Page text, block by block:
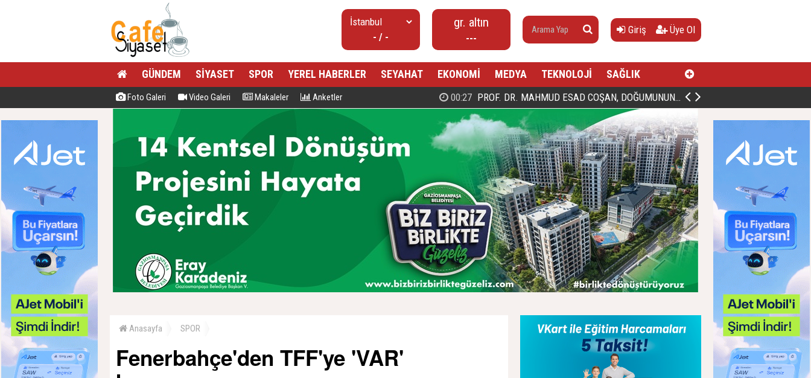
- / -
gr. altın
---
Giriş Üye Ol
GÜNDEM SİYASET SPOR YEREL HABERLER SEYAHAT EKONOMİ MEDYA TEKNOLOJİ SAĞLIK
Foto Galeri Video Galeri Makaleler Anketler 00:27 PROF. DR. MAHMUD ESAD COŞAN, DOĞUMUNUN HİCRÎ 91. YILINDA ELAZIĞ'DA YÂD EDİLECEK
Anasayfa SPOR
Fenerbahçe'den TFF'ye 'VAR'